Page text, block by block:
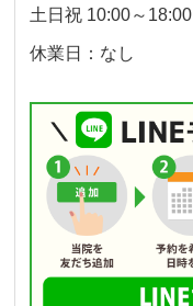
土日祝 10:00～18:00
休業日：なし